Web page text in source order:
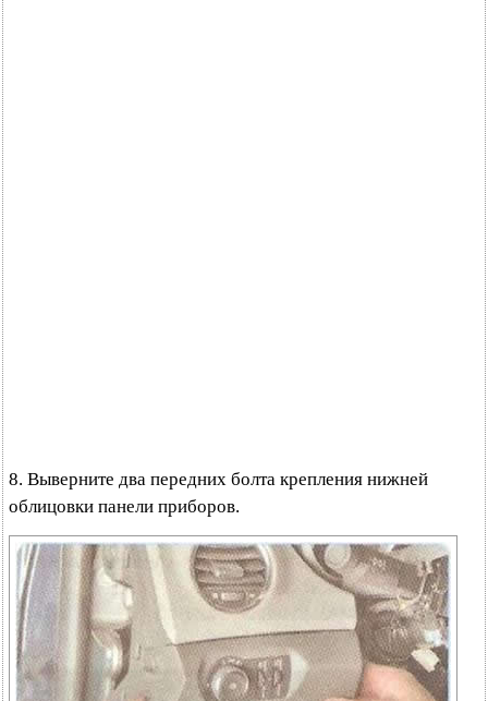
8. Выверните два передних болта крепления нижней
облицовки панели приборов.